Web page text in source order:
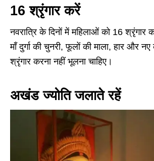
16 श्रृंगार करें
नवरात्रि के दिनों में महिलाओं को 16 श्रृंगार
माँ दुर्गा की चुनरी, फूलों की माला, हार और
श्रृंगार करना नहीं भूलना चाहिए।
अखंड ज्योति जलाते रहें